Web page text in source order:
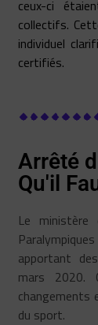
ceux-ci
collectifs.
individuel
certifiés.
Arrêté
Qu'il
Le
apportant
mars 2020.
changements
du sport.